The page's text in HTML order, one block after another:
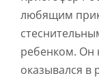
любящим
ребенком. Он
оказывался в